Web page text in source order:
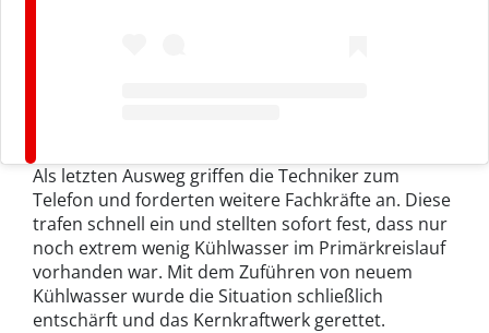
Als letzten Ausweg griffen die Techniker zum
Telefon und forderten weitere Fachkräfte an. Diese
trafen schnell ein und stellten sofort fest, dass nur
noch extrem wenig Kühlwasser im Primärkreislauf
vorhanden war. Mit dem Zuführen von neuem
Kühlwasser wurde die Situation schließlich
entschärft und das Kernkraftwerk gerettet.